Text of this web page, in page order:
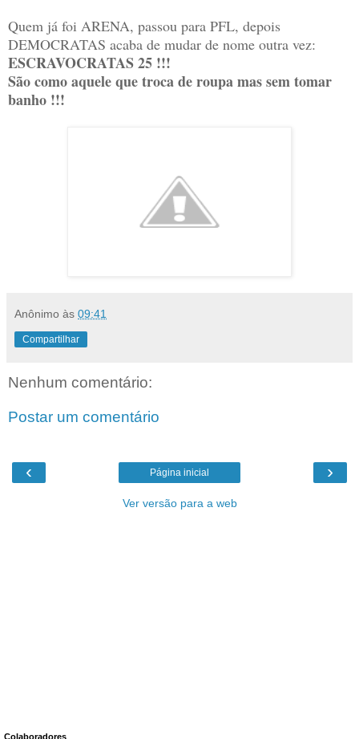
Quem já foi ARENA, passou para PFL, depois
DEMOCRATAS acaba de mudar de nome outra vez:
ESCRAVOCRATAS 25 !!!
São como aquele que troca de roupa mas sem tomar
banho !!!
Anônimo às 09:41
Compartilhar
Nenhum comentário:
Postar um comentário
‹ ›
Página inicial
Ver versão para a web
Colaboradores